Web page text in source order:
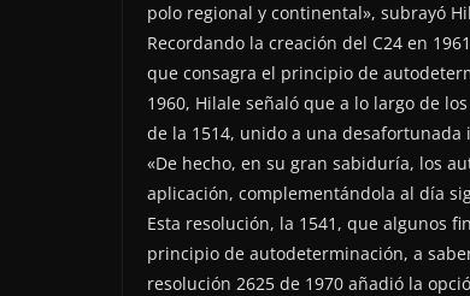
polo regional y continental», subrayó
Recordando la creación del C24 en
que consagra el principio de
1960, Hilale señaló que a lo largo de
de la 1514, unido a una
«De hecho, en su gran sabiduría, los
aplicación, complementándola al día
Esta resolución, la 1541, que algunos
principio de autodeterminación, a
resolución 2625 de 1970 añadió la